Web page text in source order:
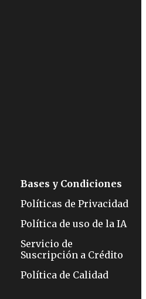
Bases y Condiciones
Políticas de Privacidad
Política de uso de la IA
Servicio de
Suscripción a Crédito
Política de Calidad